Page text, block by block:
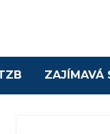
ZAJÍMAVÁ